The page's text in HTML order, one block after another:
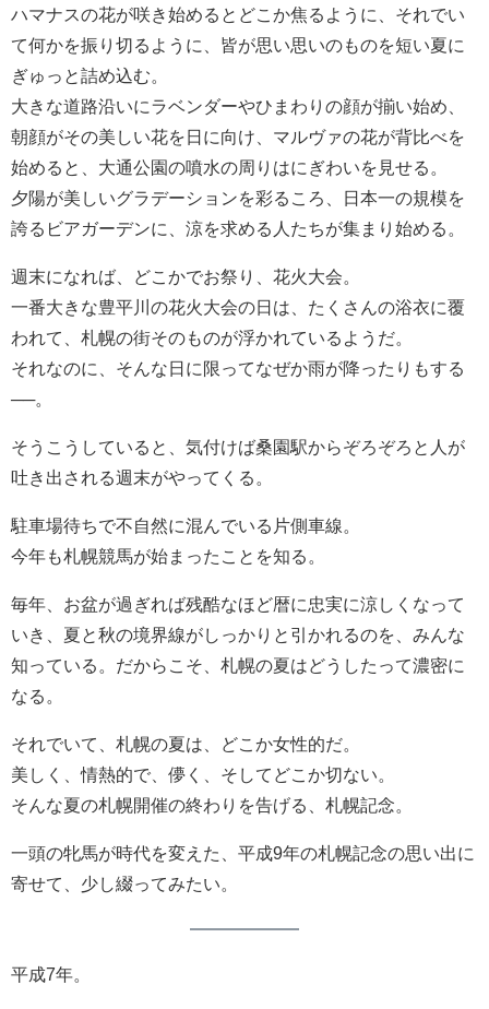
ハマナスの花が咲き始めるとどこか焦るように、それでい
て何かを振り切るように、皆が思い思いのものを短い夏に
ぎゅっと詰め込む。
大きな道路沿いにラベンダーやひまわりの顔が揃い始め、
朝顔がその美しい花を日に向け、マルヴァの花が背比べを
始めると、大通公園の噴水の周りはにぎわいを見せる。
夕陽が美しいグラデーションを彩るころ、日本一の規模を
誇るビアガーデンに、涼を求める人たちが集まり始める。
週末になれば、どこかでお祭り、花火大会。
一番大きな豊平川の花火大会の日は、たくさんの浴衣に覆
われて、札幌の街そのものが浮かれているようだ。
それなのに、そんな日に限ってなぜか雨が降ったりもする
──。
そうこうしていると、気付けば桑園駅からぞろぞろと人が
吐き出される週末がやってくる。
駐車場待ちで不自然に混んでいる片側車線。
今年も札幌競馬が始まったことを知る。
毎年、お盆が過ぎれば残酷なほど暦に忠実に涼しくなって
いき、夏と秋の境界線がしっかりと引かれるのを、みんな
知っている。だからこそ、札幌の夏はどうしたって濃密に
なる。
それでいて、札幌の夏は、どこか女性的だ。
美しく、情熱的で、儚く、そしてどこか切ない。
そんな夏の札幌開催の終わりを告げる、札幌記念。
一頭の牝馬が時代を変えた、平成9年の札幌記念の思い出に
寄せて、少し綴ってみたい。
平成7年。